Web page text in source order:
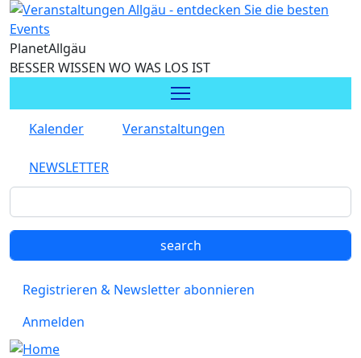
Direkt zum Inhalt
PlanetAllgäu
BESSER WISSEN WO WAS LOS IST
Kalender Veranstaltungen
NEWSLETTER
Registrieren & Newsletter abonnieren
Anmelden